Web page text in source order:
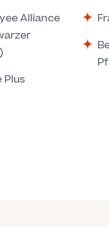
Alliance
Plus